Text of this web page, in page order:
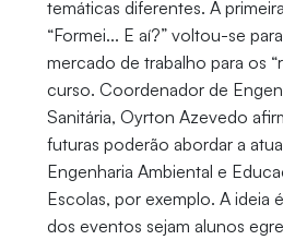
temáticas diferentes. A
“Formei... E aí?” voltou-se
mercado de trabalho para os
curso. Coordenador de
Sanitária, Oyrton Azevedo
futuras poderão abordar a
Engenharia Ambiental e
Escolas, por exemplo. A ideia
dos eventos sejam alunos